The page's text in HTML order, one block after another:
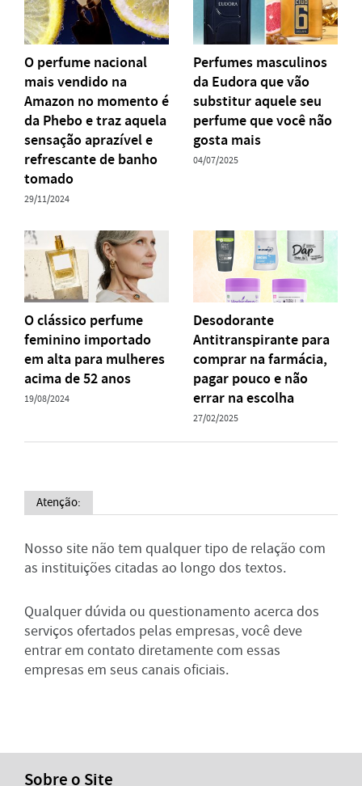
O perfume nacional
mais vendido na
Amazon no momento é
da Phebo e traz aquela
sensação aprazível e
refrescante de banho
tomado
29/11/2024
Perfumes masculinos
da Eudora que vão
substitur aquele seu
perfume que você não
gosta mais
04/07/2025
O clássico perfume
feminino importado
em alta para mulheres
acima de 52 anos
19/08/2024
Desodorante
Antitranspirante para
comprar na farmácia,
pagar pouco e não
errar na escolha
27/02/2025
Atenção:
Nosso site não tem qualquer tipo de relação com
as instituições citadas ao longo dos textos.
Qualquer dúvida ou questionamento acerca dos
serviços ofertados pelas empresas, você deve
entrar em contato diretamente com essas
empresas em seus canais oficiais.
Sobre o Site